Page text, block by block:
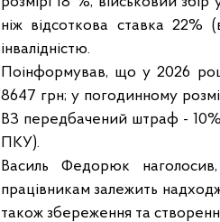
ніж відсоткова ставка
інвалідністю.
Поінформував, що у 2026
8647 грн; у погодинному
ВЗ передбачений штраф - 10%
ПКУ).
Василь Федорюк
працівникам залежить
також збереження та